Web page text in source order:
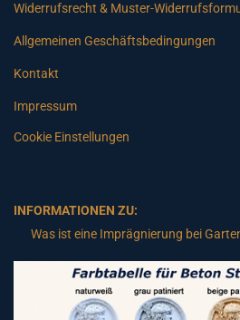
Widerrufsrecht & Muster-
Allgemeinen Geschäftsbedingungen
Kontakt
Impressum
Cookie Einstellungen
INFORMATIONEN ZU:
Was ist eine Imprägnierung bei